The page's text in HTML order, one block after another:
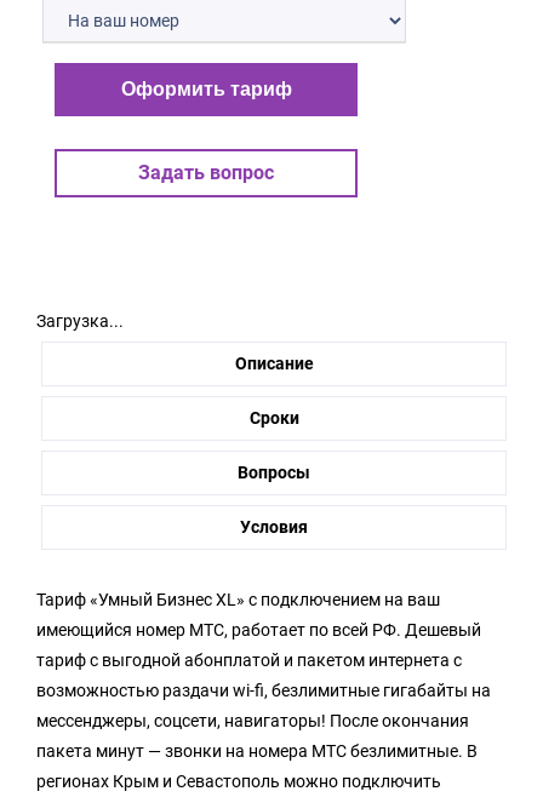
Оформить тариф
Задать вопрос
Загрузка...
Описание
Сроки
Вопросы
Условия
Тариф «Умный Бизнес XL» с подключением на ваш
имеющийся номер МТС, работает по всей РФ. Дешевый
тариф с выгодной абонплатой и пакетом интернета с
возможностью раздачи wi-fi, безлимитные гигабайты на
мессенджеры, соцсети, навигаторы! После окончания
пакета минут — звонки на номера МТС безлимитные. В
регионах Крым и Севастополь можно подключить